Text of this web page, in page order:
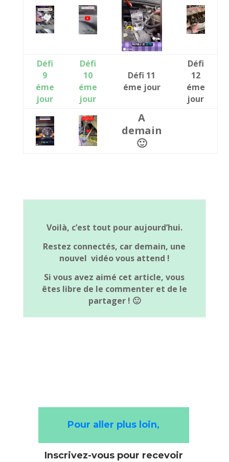
Défi
9
éme
jour
Défi
10
éme
jour
Défi 11
éme jour
Défi
12
éme
jour
A
demain
🙂
Voilà, c’est tout pour aujourd’hui.
Restez connectés, car demain, une
nouvel vidéo vous attend !
Si vous avez aimé cet article, vous
êtes libre de le commenter et de le
partager ! 🙂
Pour aller plus loin,
Inscrivez-vous pour recevoir